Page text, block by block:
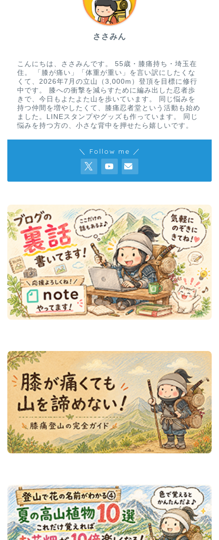
ささみん
こんにちは、ささみんです。 55歳・膝痛持ち・埼玉在
住。 「膝が痛い」「体重が重い」を言い訳にしたくな
くて、2026年7月の立山（3,000m）登頂を目標に修行
中です。 膝への衝撃を減らすために編み出した忍者歩
きで、今日もよたよた山を歩いています。 同じ悩みを
持つ仲間を増やしたくて、膝痛忍者堂という活動も始め
ました。LINEスタンプやグッズも作っています。 同じ
悩みを持つ方の、小さな背中を押せたら嬉しいです。
＼ Follow me ／